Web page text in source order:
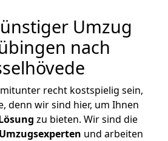
Umzug
nach
recht kostspielig sein,
denn wir sind hier, um Ihnen
zu bieten. Wir sind die
und arbeiten